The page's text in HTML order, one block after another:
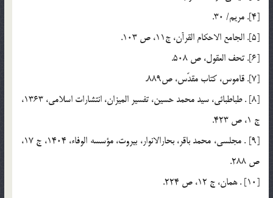
[4]. مريم/ 30.
[5]. الجامع الاحكام القرآن، ج11، ص 103.
[6]. تحف العقول، ص 508.
[7]. قاموس، كتاب مقدّس، ص889.
[8] . طباطبائي، سيد محمد حسين، تفسير الميزان، انتشارات اسلامي، 1363،
ج 1، ص 423.
[9] . مجلسي، محمد باقر، بحارالانوار، بيروت، مؤسسه الوفاء، ‌1404، ج 17،
ص 288.
[10] . همان، ج 12، ص 224.